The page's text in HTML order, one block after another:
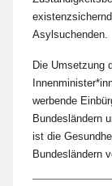
Asylsuchenden.
Die Umsetzung
werbende
Bundesländern
ist die
Bundesländern